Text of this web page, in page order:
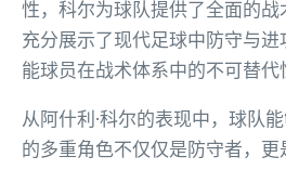
性，科尔为球队提供了全面的
充分展示了现代足球中防守与
能球员在战术体系中的不可替代
从阿什利·科尔的表现中，球队
的多重角色不仅仅是防守者，